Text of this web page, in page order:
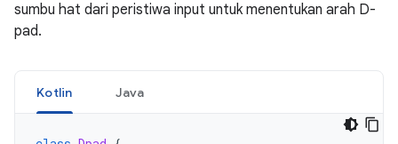
sumbu hat dari peristiwa input untuk menentukan arah D-
pad.
Kotlin Java